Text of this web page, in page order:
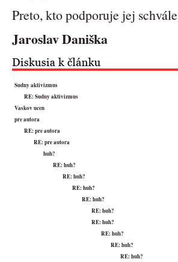
Preto, kto podporuje jej
Jaroslav Daniška
Sudny aktivizmus
RE: Sudny aktivizmus
Vaskov ucen
pre autora
RE: pre autora
RE: pre autora
huh?
RE: huh?
RE: huh?
RE: huh?
RE: huh?
RE: huh?
RE: huh?
RE: huh?
RE: huh?
RE: huh?